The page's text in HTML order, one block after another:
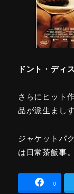
ドント・ディ
さらにヒット
品が派生ましす
ジャケットパ
は日常茶飯事。
0